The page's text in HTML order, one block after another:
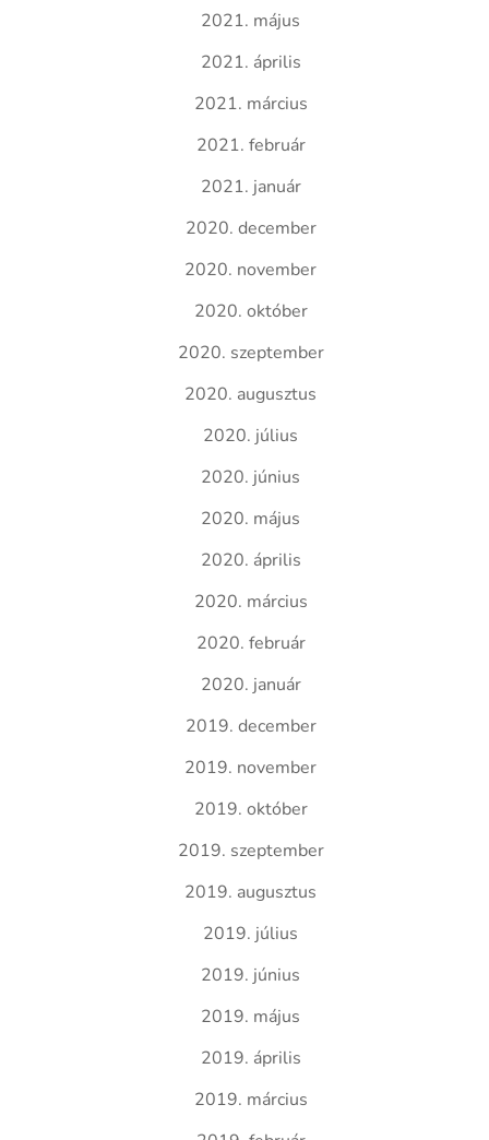
2021. május
2021. április
2021. március
2021. február
2021. január
2020. december
2020. november
2020. október
2020. szeptember
2020. augusztus
2020. július
2020. június
2020. május
2020. április
2020. március
2020. február
2020. január
2019. december
2019. november
2019. október
2019. szeptember
2019. augusztus
2019. július
2019. június
2019. május
2019. április
2019. március